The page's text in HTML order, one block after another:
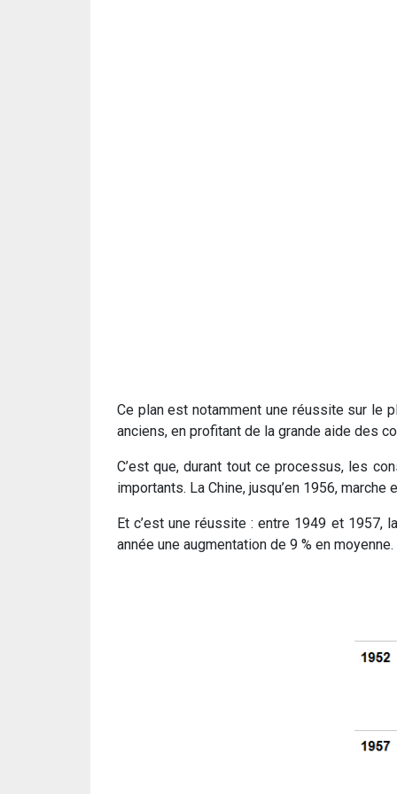
Ce plan est notamment une réussite sur le
anciens, en profitant de la grande aide des
C’est que, durant tout ce processus, les
importants. La Chine, jusqu’en 1956, marche
Et c’est une réussite : entre 1949 et 1957,
année une augmentation de 9 % en moyenne.